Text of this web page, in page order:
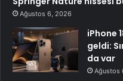
Ağustos 6, 2026
iPhone
geldi:
da var
Ağustos